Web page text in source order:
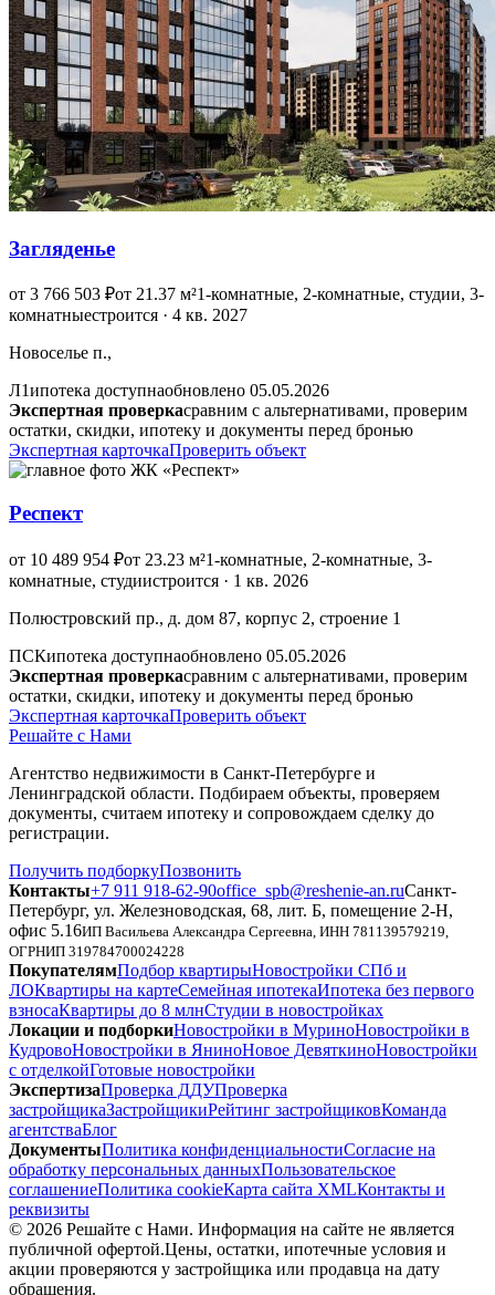
Загляденье
от 3 766 503 ₽от 21.37 м²1-комнатные, 2-комнатные, студии, 3-
комнатныестроится · 4 кв. 2027
Новоселье п.,
Л1ипотека доступнаобновлено 05.05.2026
Экспертная проверкасравним с альтернативами, проверим
остатки, скидки, ипотеку и документы перед бронью
Экспертная карточкаПроверить объект
Респект
от 10 489 954 ₽от 23.23 м²1-комнатные, 2-комнатные, 3-
комнатные, студиистроится · 1 кв. 2026
Полюстровский пр., д. дом 87, корпус 2, строение 1
ПСКипотека доступнаобновлено 05.05.2026
Экспертная проверкасравним с альтернативами, проверим
остатки, скидки, ипотеку и документы перед бронью
Экспертная карточкаПроверить объект
Решайте с Нами
Агентство недвижимости в Санкт-Петербурге и
Ленинградской области. Подбираем объекты, проверяем
документы, считаем ипотеку и сопровождаем сделку до
регистрации.
Получить подборкуПозвонить
Контакты+7 911 918-62-90office_spb@reshenie-an.ruСанкт-
Петербург, ул. Железноводская, 68, лит. Б, помещение 2-Н,
офис 5.16ИП Васильева Александра Сергеевна , ИНН 781139579219
ОГРНИП 319784700024228
ПокупателямПодбор квартирыНовостройки СПб и
ЛОКвартиры на картеСемейная ипотекаИпотека без первого
взносаКвартиры до 8 млнСтудии в новостройках
Локации и подборкиНовостройки в МуриноНовостройки в
КудровоНовостройки в ЯниноНовое ДевяткиноНовостройки
с отделкойГотовые новостройки
ЭкспертизаПроверка ДДУПроверка
застройщикаЗастройщикиРейтинг застройщиковКоманда
агентстваБлог
ДокументыПолитика конфиденциальностиСогласие на
обработку персональных данныхПользовательское
соглашениеПолитика cookieКарта сайта XMLКонтакты и
реквизиты
© 2026 Решайте с Нами. Информация на сайте не является
публичной офертой.Цены, остатки, ипотечные условия и
акции проверяются у застройщика или продавца на дату
обращения.